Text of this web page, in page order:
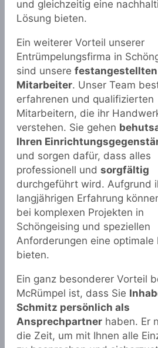
und gleichzeitig eine
Lösung bieten.
Ein weiterer Vorteil unserer
Entrümpelungsfirma in
sind unsere festangestellten
Mitarbeiter. Unser Team
erfahrenen und qualifizierten
Mitarbeitern, die ihr
verstehen. Sie gehen
Ihren
und sorgen dafür, dass alles
professionell und sorgfältig
durchgeführt wird. Aufgrund
langjährigen Erfahrung
bei komplexen Projekten in
Schöngeising und speziellen
Anforderungen eine optimale
bieten.
Ein ganz besonderer Vorteil
McRümpel ist, dass Sie
Schmitz persönlich als
Ansprechpartner haben. Er
die Zeit, um mit Ihnen alle